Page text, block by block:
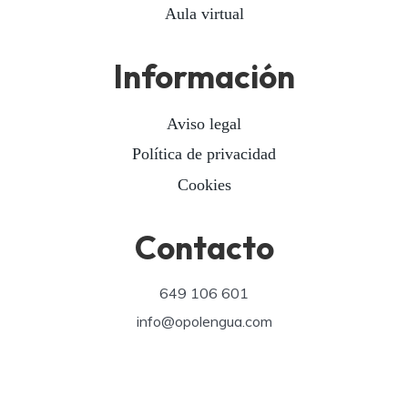
Aula virtual
Información
Aviso legal
Política de privacidad
Cookies
Contacto
649 106 601
info@opolengua.com